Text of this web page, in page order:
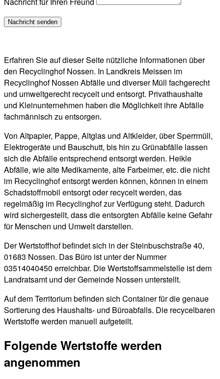
Erfahren Sie auf dieser Seite nützliche Informationen über
den Recyclinghof Nossen. In Landkreis Meissen im
Recyclinghof Nossen Abfälle und diverser Müll fachgerecht
und umweltgerecht recycelt und entsorgt. Privathaushalte
und Kleinunternehmen haben die Möglichkeit ihre Abfälle
fachmännisch zu entsorgen.
Von Altpapier, Pappe, Altglas und Altkleider, über Sperrmüll,
Elektrogeräte und Bauschutt, bis hin zu Grünabfälle lassen
sich die Abfälle entsprechend entsorgt werden. Heikle
Abfälle, wie alte Medikamente, alte Farbeimer, etc. die nicht
im Recyclinghof entsorgt werden können, können in einem
Schadstoffmobil entsorgt oder recycelt werden, das
regelmäßig im Recyclinghof zur Verfügung steht. Dadurch
wird sichergestellt, dass die entsorgten Abfälle keine Gefahr
für Menschen und Umwelt darstellen.
Der Wertstoffhof befindet sich in der Steinbuschstraße 40,
01683 Nossen. Das Büro ist unter der Nummer
03514040450 erreichbar. Die Wertstoffsammelstelle ist dem
Landratsamt und der Gemeinde Nossen unterstellt.
Auf dem Territorium befinden sich Container für die genaue
Sortierung des Haushalts- und Büroabfalls. Die recycelbaren
Wertstoffe werden manuell aufgeteilt.
Folgende Wertstoffe werden
angenommen